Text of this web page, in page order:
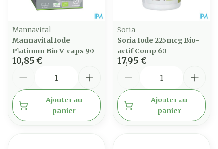
Mannavital
Mannavital Iode
Platinum Bio V-caps 90
10,85 €
Ajouter au
panier
Soria
Soria Iode 225mcg Bio-
actif Comp 60
17,95 €
Ajouter au
panier